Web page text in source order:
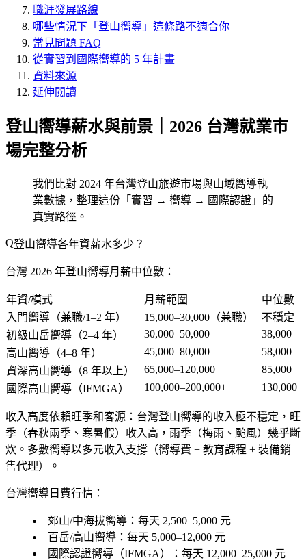
職涯發展路線
哪些情況下「登山嚮導」這條路不適合你
常見問題 FAQ
從實習到國際嚮導的 5 年計畫
資料來源
延伸閱讀
登山嚮導薪水與前景｜2026 台灣就業市
場完整分析
我們比對 2024 年台灣登山旅遊市場與山域嚮導執
業數據，整理這份「實習 → 嚮導 → 國際認證」的
真實路徑。
登山嚮導各年資薪水多少？
台灣 2026 年登山嚮導月薪中位數：
年資/模式 月薪範圍
中位數
入門嚮導（兼職/1–2 年）
15,000–30,000（兼職）
不穩定
初級山岳嚮導（2–4 年）
30,000–50,000
38,000
高山嚮導（4–8 年）
45,000–80,000
58,000
資深高山嚮導（8 年以上）
65,000–120,000
85,000
國際高山嚮導（IFMGA）
100,000–200,000+ 130,000
收入高度依賴旺季和客源 ：台灣登山嚮導的收入極不穩定，旺
季（春秋兩季、寒暑假）收入高，雨季（梅雨、颱風）幾乎斷
炊。多數嚮導以多元收入支撐（嚮導費 + 教育課程 + 裝備銷
售代理）。
台灣嚮導日費行情：
郊山/中海拔嚮導：每天 2,500–5,000 元
百岳/高山嚮導：每天 5,000–12,000 元
國際認證嚮導（IFMGA）：每天 12,000–25,000 元